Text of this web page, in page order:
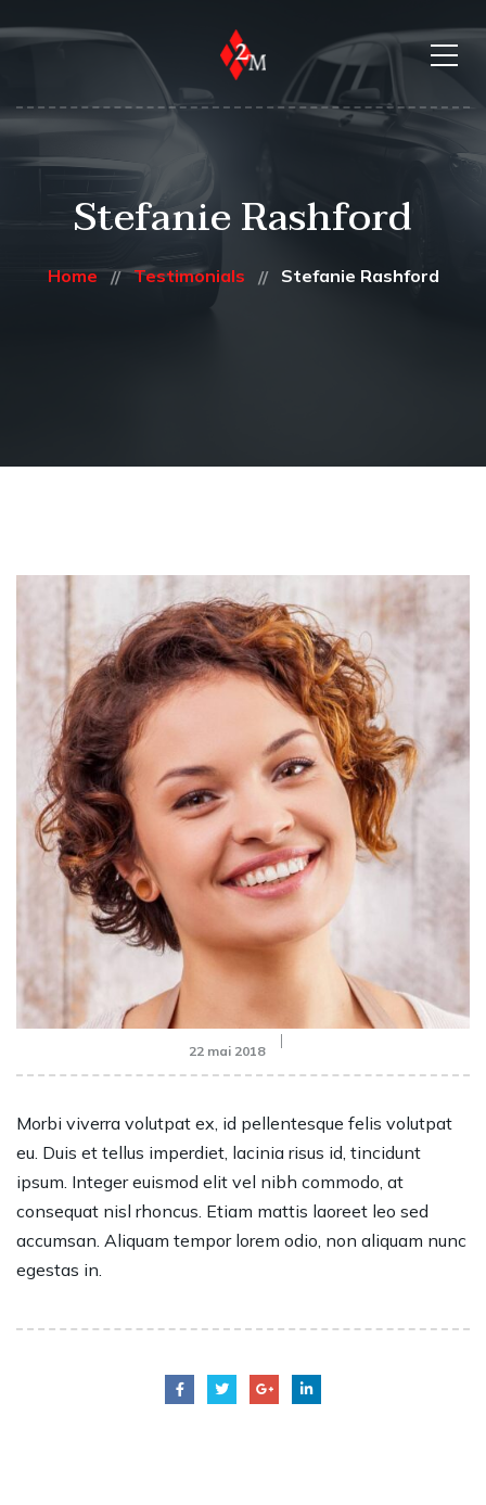
Stefanie Rashford
Home Testimonials Stefanie Rashford
22 mai 2018
Morbi viverra volutpat ex, id pellentesque felis volutpat
eu. Duis et tellus imperdiet, lacinia risus id, tincidunt
ipsum. Integer euismod elit vel nibh commodo, at
consequat nisl rhoncus. Etiam mattis laoreet leo sed
accumsan. Aliquam tempor lorem odio, non aliquam nunc
egestas in.